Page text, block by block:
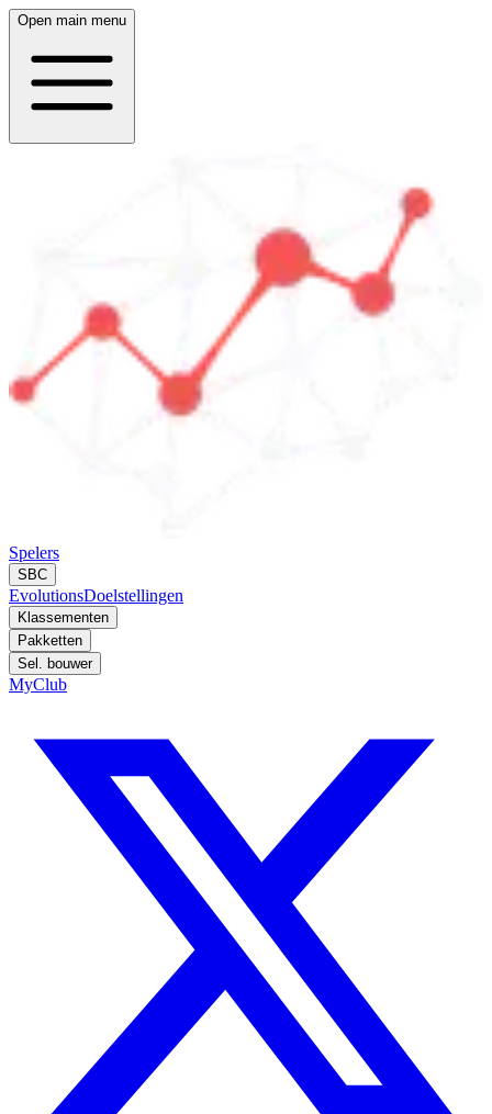
Open main menu
Spelers
SBC
EvolutionsDoelstellingen
Klassementen
Pakketten
Sel. bouwer
MyClub